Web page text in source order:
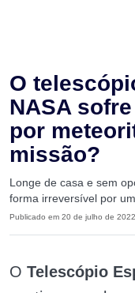
O
NASA
por
missão?
Longe de casa e sem
forma irreversível por
Publicado em 20 de julho de 2022
O Telescópio